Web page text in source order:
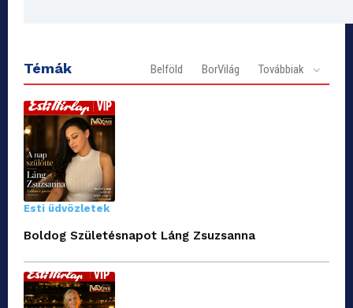
Témák Belföld BorVilág Továbbiak
Esti üdvözletek
Boldog Születésnapot Láng Zsuzsanna